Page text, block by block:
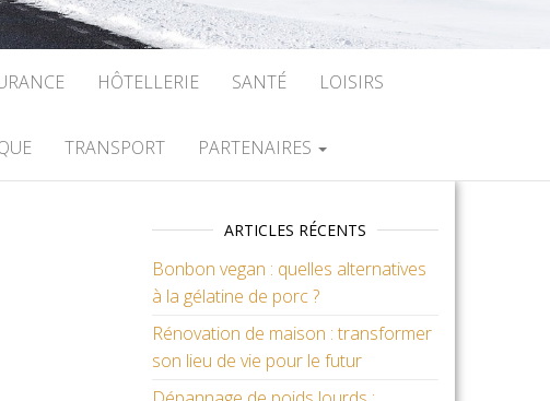
HÔTELLERIE SANTÉ LOISIRS
TRANSPORT PARTENAIRES
ARTICLES RÉCENTS
Bonbon vegan : quelles alternatives
à la gélatine de porc ?
Rénovation de maison : transformer
son lieu de vie pour le futur